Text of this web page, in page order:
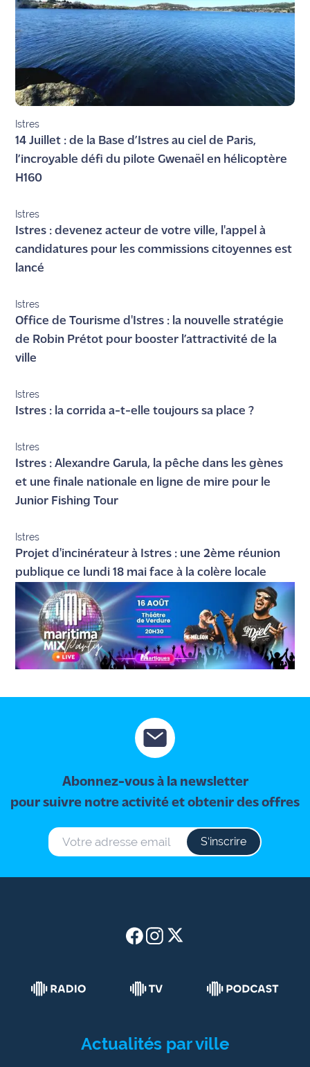
Istres
14 Juillet : de la Base d’Istres au ciel de Paris,
l’incroyable défi du pilote Gwenaël en hélicoptère
H160
Istres
Istres : devenez acteur de votre ville, l'appel à
candidatures pour les commissions citoyennes est
lancé
Istres
Office de Tourisme d'Istres : la nouvelle stratégie
de Robin Prétot pour booster l’attractivité de la
ville
Istres
Istres : la corrida a-t-elle toujours sa place ?
Istres
Istres : Alexandre Garula, la pêche dans les gènes
et une finale nationale en ligne de mire pour le
Junior Fishing Tour
Istres
Projet d'incinérateur à Istres : une 2ème réunion
publique ce lundi 18 mai face à la colère locale
Abonnez-vous à la newsletter
pour suivre notre activité et obtenir des offres
S‘inscrire
Actualités par ville